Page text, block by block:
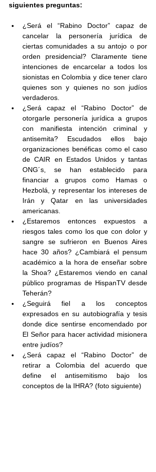
siguientes preguntas:
¿Será el “Rabino Doctor” capaz de
cancelar la personería jurídica de
ciertas comunidades a su antojo o por
orden presidencial? Claramente tiene
intenciones de encarcelar a todos los
sionistas en Colombia y dice tener claro
quienes son y quienes no son judíos
verdaderos.
¿Será capaz el “Rabino Doctor” de
otorgarle personería jurídica a grupos
con manifiesta intención criminal y
antisemita? Escudados ellos bajo
organizaciones benéficas como el caso
de CAIR en Estados Unidos y tantas
ONG´s, se han establecido para
financiar a grupos como Hamas o
Hezbolá, y representar los intereses de
Irán y Qatar en las universidades
americanas.
¿Estaremos entonces expuestos a
riesgos tales como los que con dolor y
sangre se sufrieron en Buenos Aires
hace 30 años? ¿Cambiará el pensum
académico a la hora de enseñar sobre
la Shoa? ¿Estaremos viendo en canal
público programas de HispanTV desde
Teherán?
¿Seguirá fiel a los conceptos
expresados en su autobiografía y tesis
donde dice sentirse encomendado por
El Señor para hacer actividad misionera
entre judíos?
¿Será capaz el “Rabino Doctor” de
retirar a Colombia del acuerdo que
define el antisemitismo bajo los
conceptos de la IHRA? (foto siguiente)